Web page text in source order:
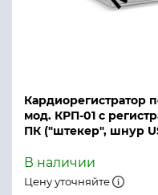
Кардиорегистратор
мод. КРП-01 с
ПК ("штекер", шнур
В наличии
Цену уточняйте